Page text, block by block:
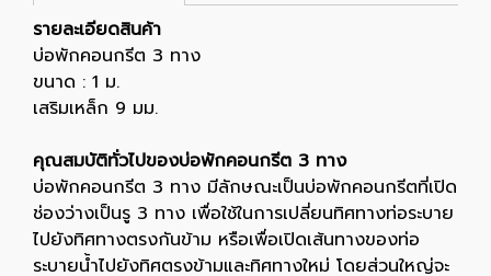
รายละเอียดสินค้า
บ่อพักคอนกรีต 3 ทาง
ขนาด : 1 ม.
เสริมเหล็ก 9 มม.
คุณสมบัติทั่วไปของบ่อพักคอนกรีต 3 ทาง
บ่อพักคอนกรีต 3 ทาง มีลักษณะเป็นบ่อพักคอนกรีตที่เปิด
ช่องว่างเป็นรู 3 ทาง เพื่อใช้ในการเปลี่ยนทิศทางท่อระบาย
ไปยังทิศทางตรงกันข้าม หรือเพื่อเปิดเส้นทางของท่อ
ระบายน้ำไปยังทิศตรงข้ามและทิศทางใหม่ โดยส่วนใหญ่จะ